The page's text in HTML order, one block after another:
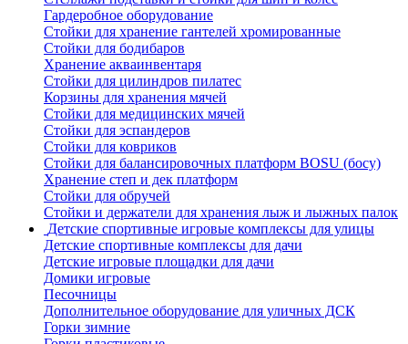
Гардеробное оборудование
Стойки для хранение гантелей хромированные
Стойки для бодибаров
Хранение акваинвентаря
Стойки для цилиндров пилатес
Корзины для хранения мячей
Стойки для медицинских мячей
Стойки для эспандеров
Стойки для ковриков
Стойки для балансировочных платформ BOSU (босу)
Хранение степ и дек платформ
Стойки для обручей
Стойки и держатели для хранения лыж и лыжных палок
Детские спортивные игровые комплексы для улицы
Детские спортивные комплексы для дачи
Детские игровые площадки для дачи
Домики игровые
Песочницы
Дополнительное оборудование для уличных ДСК
Горки зимние